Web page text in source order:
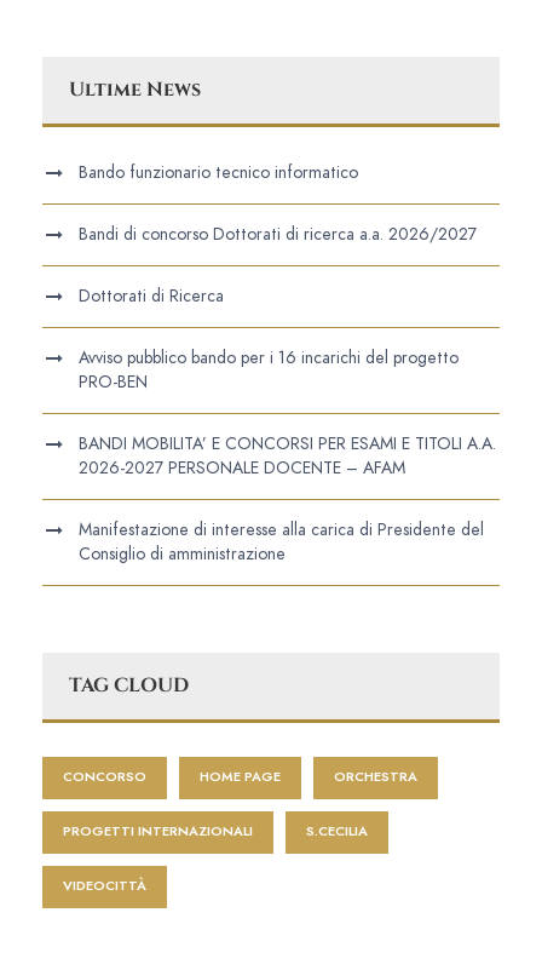
Ultime News
Bando funzionario tecnico informatico
Bandi di concorso Dottorati di ricerca a.a. 2026/2027
Dottorati di Ricerca
Avviso pubblico bando per i 16 incarichi del progetto
PRO-BEN
BANDI MOBILITA’ E CONCORSI PER ESAMI E TITOLI A.A.
2026-2027 PERSONALE DOCENTE – AFAM
Manifestazione di interesse alla carica di Presidente del
Consiglio di amministrazione
TAG CLOUD
CONCORSO HOME PAGE ORCHESTRA
PROGETTI INTERNAZIONALI S.CECILIA
VIDEOCITTÀ